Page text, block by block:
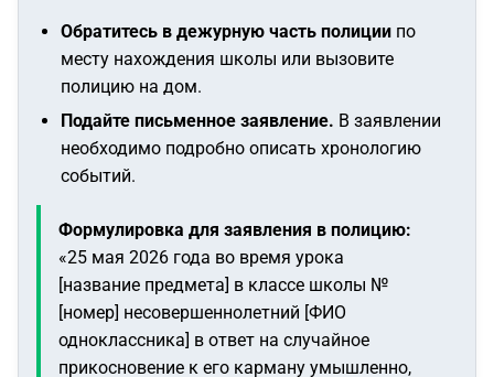
Обратитесь в дежурную часть полиции по
месту нахождения школы или вызовите
полицию на дом.
Подайте письменное заявление. В заявлении
необходимо подробно описать хронологию
событий.
Формулировка для заявления в полицию:
«25 мая 2026 года во время урока
[название предмета] в классе школы №
[номер] несовершеннолетний [ФИО
одноклассника] в ответ на случайное
прикосновение к его карману умышленно,